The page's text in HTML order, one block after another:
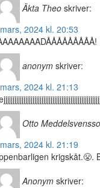
Äkta Theo skriver:
2024 kl. 20:53
anonym skriver:
2024 kl. 21:13
Otto
2024 kl. 21:19
krigskåt.😤.
Anonym skriver: